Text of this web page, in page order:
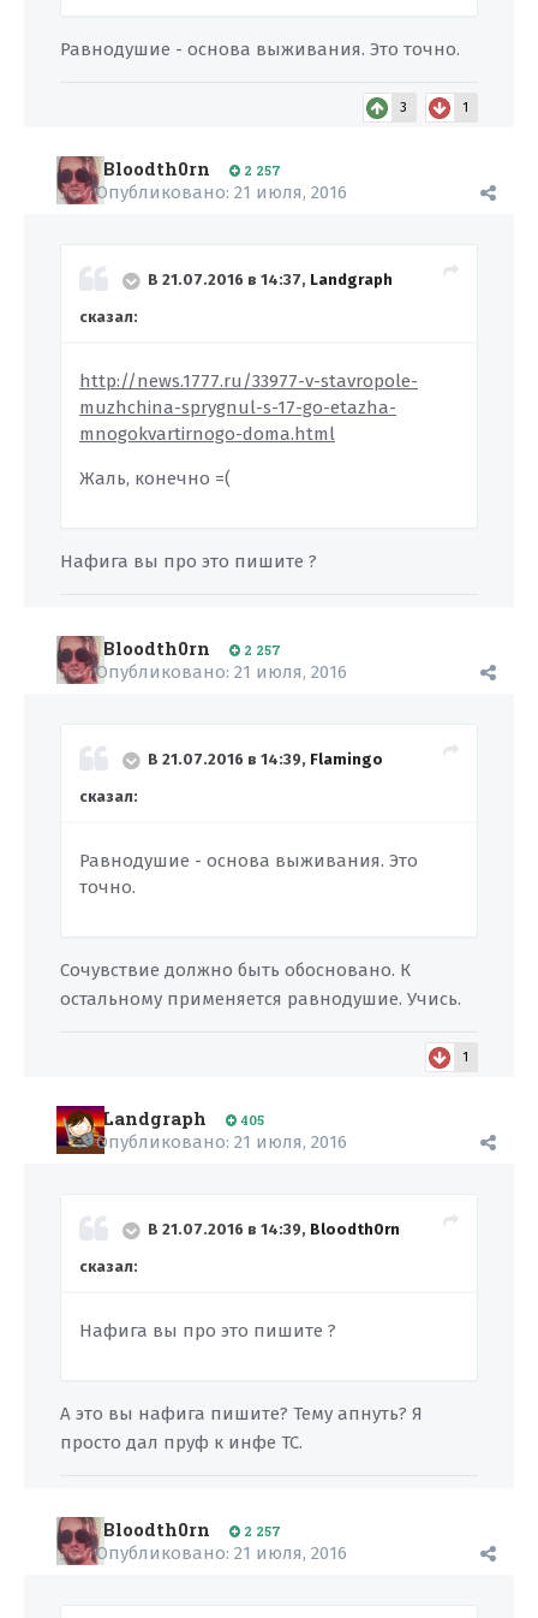
Равнодушие - основа выживания. Это точно.
3 1
Bloodth0rn 2 257
Опубликовано: 21 июля, 2016
В 21.07.2016 в 14:37, Landgraph
сказал:
http://news.1777.ru/33977-v-stavropole-
muzhchina-sprygnul-s-17-go-etazha-
mnogokvartirnogo-doma.html
Жаль, конечно =(
Нафига вы про это пишите ?
Bloodth0rn 2 257
Опубликовано: 21 июля, 2016
В 21.07.2016 в 14:39, Flamingo
сказал:
Равнодушие - основа выживания. Это
точно.
Сочувствие должно быть обосновано. К
остальному применяется равнодушие. Учись.
1
Landgraph 405
Опубликовано: 21 июля, 2016
В 21.07.2016 в 14:39, Bloodth0rn
сказал:
Нафига вы про это пишите ?
А это вы нафига пишите? Тему апнуть? Я
просто дал пруф к инфе ТС.
Bloodth0rn 2 257
Опубликовано: 21 июля, 2016